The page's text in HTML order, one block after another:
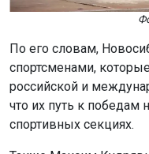
Также Максим
учителей
молодёжи характер и
«Важно помнить,
мальчишками и
заниматься на